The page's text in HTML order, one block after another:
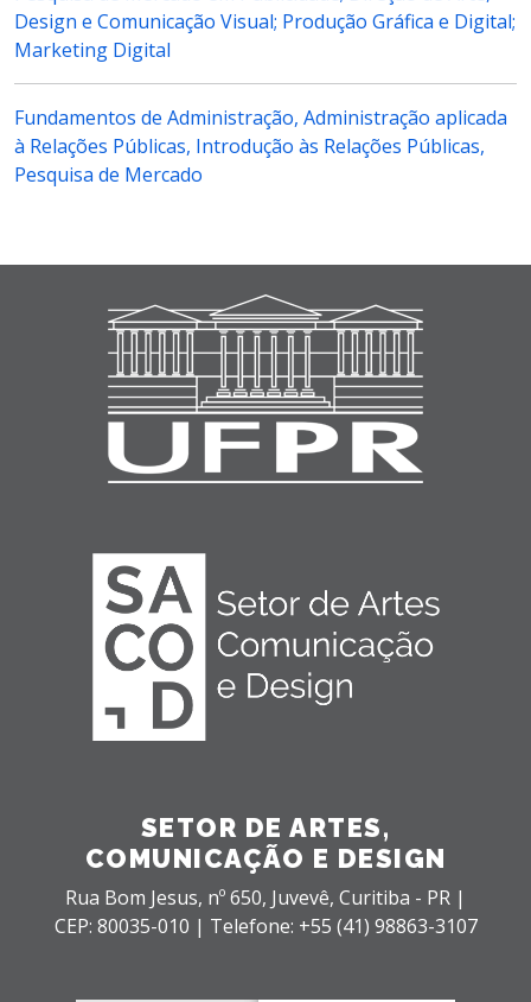
Design e Comunicação Visual; Produção Gráfica e Digital;
Marketing Digital
Fundamentos de Administração, Administração aplicada
à Relações Públicas, Introdução às Relações Públicas,
Pesquisa de Mercado
SETOR DE ARTES,
COMUNICAÇÃO E DESIGN
Rua Bom Jesus, nº 650, Juvevê, Curitiba - PR |
CEP: 80035-010 | Telefone: +55 (41) 98863-3107